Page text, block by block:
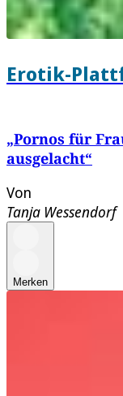
Erotik-
„Pornos für
ausgelacht“
Von
Tanja Wessendorf
Merken